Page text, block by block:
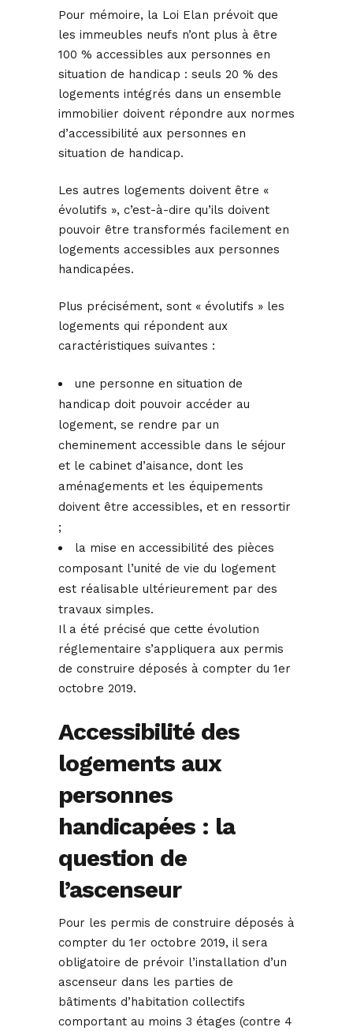
Pour mémoire, la Loi Elan prévoit que
les immeubles neufs n’ont plus à être
100 % accessibles aux personnes en
situation de handicap : seuls 20 % des
logements intégrés dans un ensemble
immobilier doivent répondre aux normes
d’accessibilité aux personnes en
situation de handicap.
Les autres logements doivent être «
évolutifs », c’est-à-dire qu’ils doivent
pouvoir être transformés facilement en
logements accessibles aux personnes
handicapées.
Plus précisément, sont « évolutifs » les
logements qui répondent aux
caractéristiques suivantes :
une personne en situation de
handicap doit pouvoir accéder au
logement, se rendre par un
cheminement accessible dans le séjour
et le cabinet d’aisance, dont les
aménagements et les équipements
doivent être accessibles, et en ressortir
;
la mise en accessibilité des pièces
composant l’unité de vie du logement
est réalisable ultérieurement par des
travaux simples.
Il a été précisé que cette évolution
réglementaire s’appliquera aux permis
de construire déposés à compter du 1er
octobre 2019.
Accessibilité des
logements aux
personnes
handicapées : la
question de
l’ascenseur
Pour les permis de construire déposés à
compter du 1er octobre 2019, il sera
obligatoire de prévoir l’installation d’un
ascenseur dans les parties de
bâtiments d’habitation collectifs
comportant au moins 3 étages (contre 4